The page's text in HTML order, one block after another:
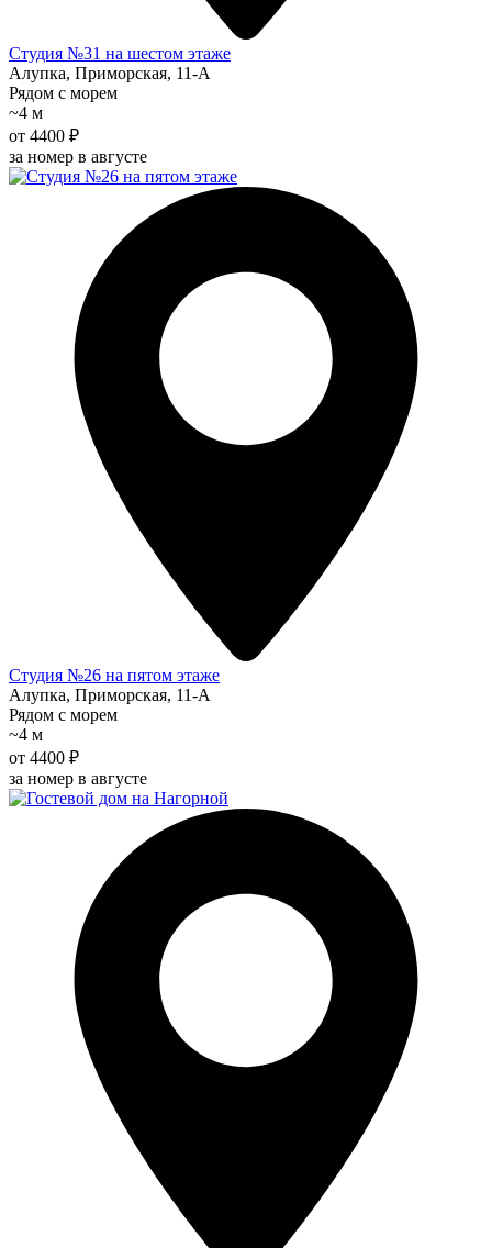
Студия №31 на шестом этаже
Алупка, Приморская, 11-А
Рядом с морем
~4 м
от 4400 ₽
за номер в августе
Студия №26 на пятом этаже
Алупка, Приморская, 11-А
Рядом с морем
~4 м
от 4400 ₽
за номер в августе